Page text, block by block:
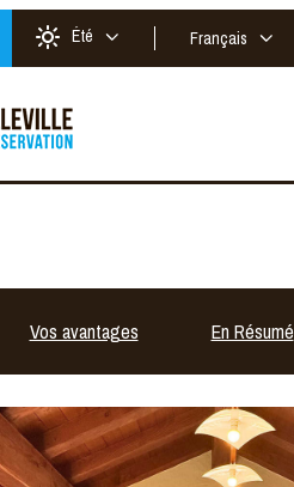
Été Français
Vos avantages En Résumé